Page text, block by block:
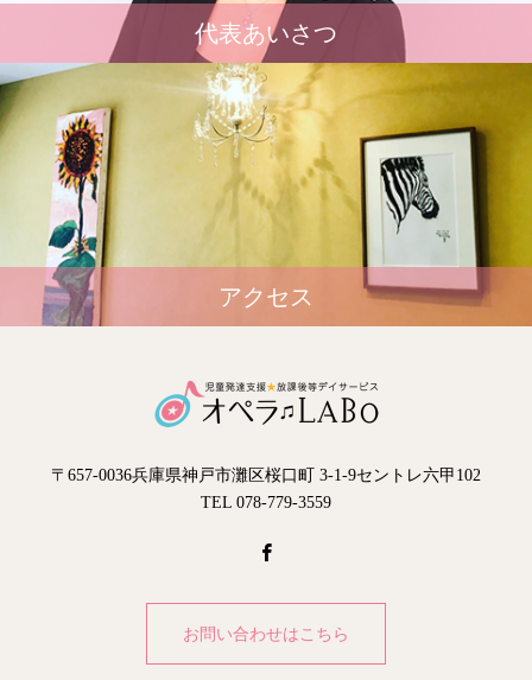
代表あいさつ
アクセス
〒657-0036兵庫県神戸市灘区桜口町 3-1-9セントレ六甲102
TEL 078-779-3559
お問い合わせはこちら